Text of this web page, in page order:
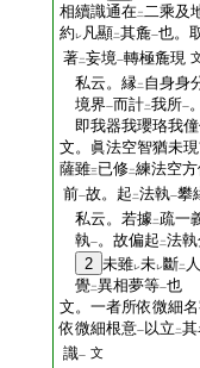
相續識通在二二乘及
約 レ 凡顯二其麁一也。
著二妄境一轉極麁現
私云。縁二 自身身
境界一而計二我所一
即我器我瓔珞我
文。眞法空智猶未
薩雖三已修二練法空
前一故。起 二法執一攀
私云。若據二疏一
執一。故偏起 二法
2 未雖レ未レ斷二
覺二異相夢等一也
文。一者所依微細
依微細根意一 以立 二
識一 文